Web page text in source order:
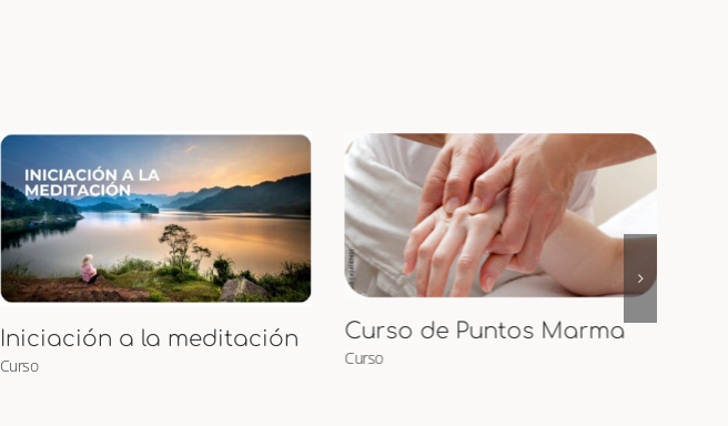
Curso de Puntos Marma
Curso
Curso Presencial de
Maternidad Ayurveda y